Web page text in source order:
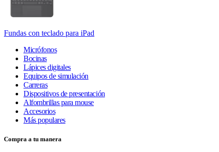
Fundas con teclado para iPad
Micrófonos
Bocinas
Lápices digitales
Equipos de simulación
Carreras
Dispositivos de presentación
Alfombrillas para mouse
Accesorios
Más populares
Compra a tu manera